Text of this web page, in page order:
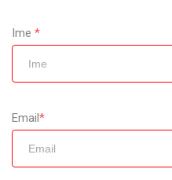
Ime *
Email*